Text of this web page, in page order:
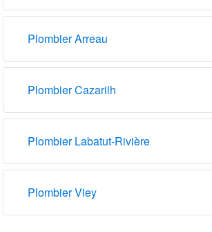
Plombier Arreau
Plombier Cazarilh
Plombier Labatut-Rivière
Plombier Viey